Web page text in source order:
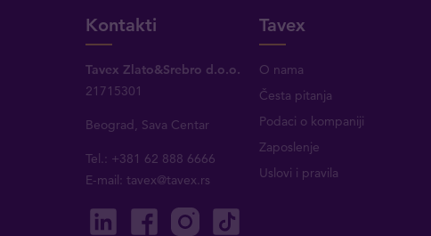
Kontakti
Tavex Zlato&Srebro d.o.o.
21715301
Beograd, Sava Centar
Tel.: +381 62 888 6666
E-mail:tavex@tavex.rs
Tavex
O nama
Česta pitanja
Podaci o kompaniji
Zaposlenje
Uslovi i pravila